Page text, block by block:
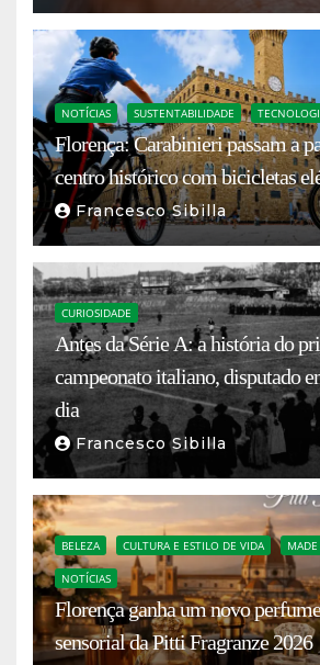
NOTÍCIAS SUSTENTABILIDADE
Florença: Carabinieri passam a
centro histórico com bicicletas
Francesco Sibilla
CURIOSIDADE
Antes da Série A: a história do
campeonato italiano, disputado
dia
Francesco Sibilla
BELEZA CULTURA E ESTILO DE VIDA
NOTÍCIAS
Florença ganha um novo
sensorial da Pitti Fragranze 2026